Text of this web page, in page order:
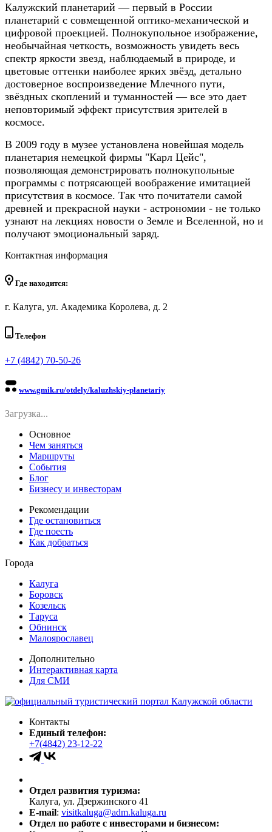
Калужский планетарий — первый в России
планетарий с совмещенной оптико-механической и
цифровой проекцией. Полнокупольное изображение,
необычайная четкость, возможность увидеть весь
спектр яркости звезд, наблюдаемый в природе, и
цветовые оттенки наиболее ярких звёзд, детально
достоверное воспроизведение Млечного пути,
звёздных скоплений и туманностей — все это дает
неповторимый эффект присутствия зрителей в
космосе.
В 2009 году в музее установлена новейшая модель
планетария немецкой фирмы "Карл Цейс",
позволяющая демонстрировать полнокупольные
программы с потрясающей воображение имитацией
присутствия в космосе. Так что почитатели самой
древней и прекрасной науки - астрономии - не только
узнают на лекциях новости о Земле и Вселенной, но и
получают эмоциональный заряд.
Контактная информация
Где находится:
г. Калуга, ул. Академика Королева, д. 2
Телефон
+7 (4842) 70-50-26
www.gmik.ru/otdely/kaluzhskiy-planetariy
Загрузка...
Основное
Чем заняться
Маршруты
События
Блог
Бизнесу и инвесторам
Рекомендации
Где остановиться
Где поесть
Как добраться
Города
Калуга
Боровск
Козельск
Таруса
Обнинск
Малоярославец
Дополнительно
Интерактивная карта
Для СМИ
Контакты
Единый телефон:
+7(4842) 23-12-22
Отдел развития туризма:
Калуга, ул. Дзержинского 41
E-mail: visitkaluga@adm.kaluga.ru
Отдел по работе с инвесторами и бизнесом: